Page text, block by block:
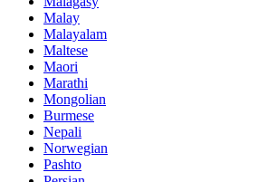
Malay
Malayalam
Maltese
Maori
Marathi
Mongolian
Burmese
Nepali
Norwegian
Pashto